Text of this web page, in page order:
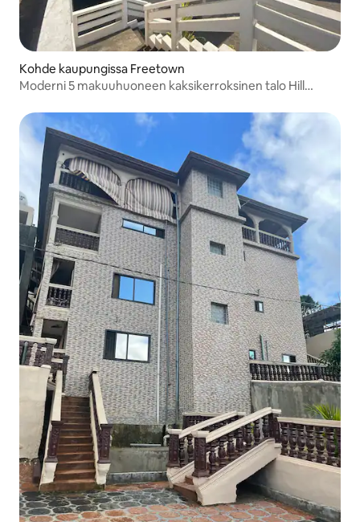
Kohde kaupungissa Freetown
Moderni 5 makuuhuoneen kaksikerroksinen talo Hill